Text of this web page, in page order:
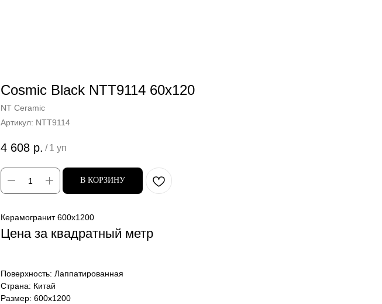
Cosmic Black NTT9114 60x120
NT Ceramic
Артикул: NTT9114
4 608 р. / 1 уп
В КОРЗИНУ
Керамогранит 600x1200
Цена за квадратный метр
Поверхность: Лаппатированная
Страна: Китай
Размер: 600x1200